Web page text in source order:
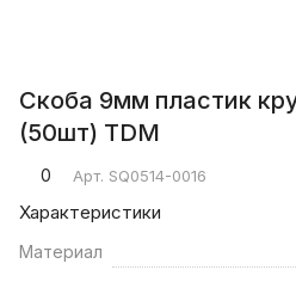
Скоба 9мм пластик
(50шт) TDM
0 Арт. SQ0514-0016
Характеристики
Материал